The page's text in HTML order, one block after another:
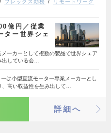
フレックス勤務
リモートワーク
億円／従業
ター世界シェ
ーカーとして複数の製品で世界シェア
出している会…
ーは小型直流モーター専業メーカーとし
高い収益性を生み出して…
詳細へ